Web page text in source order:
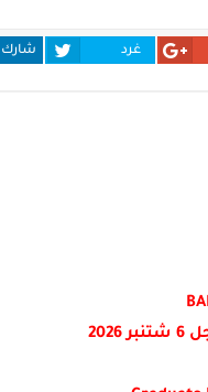
شارك غرد